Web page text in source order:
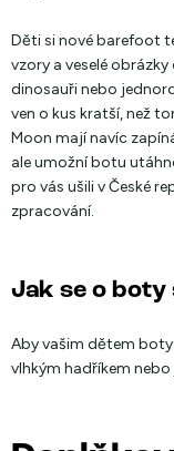
Děti si nové barefoot
vzory a veselé
dinosauři nebo
ven o kus kratší, než
Moon mají navíc
ale umožní botu
pro vás ušili v České
zpracování.
Jak se o
Aby vašim dětem
vlhkým hadříkem